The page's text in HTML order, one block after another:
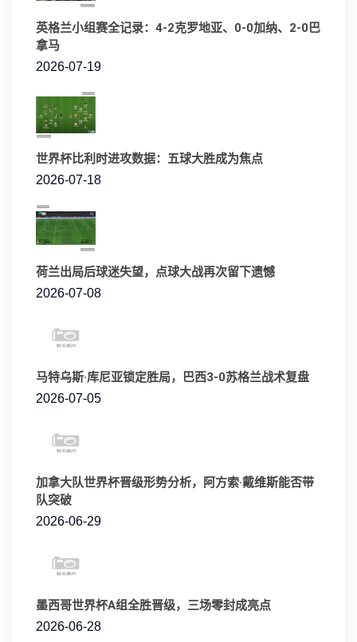
英格兰小组赛全记录：4-2克罗地亚、0-0加纳、2-0巴
拿马
2026-07-19
世界杯比利时进攻数据：五球大胜成为焦点
2026-07-18
荷兰出局后球迷失望，点球大战再次留下遗憾
2026-07-08
马特乌斯·库尼亚锁定胜局，巴西3-0苏格兰战术复盘
2026-07-05
加拿大队世界杯晋级形势分析，阿方索·戴维斯能否带
队突破
2026-06-29
墨西哥世界杯A组全胜晋级，三场零封成亮点
2026-06-28